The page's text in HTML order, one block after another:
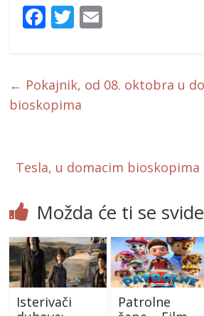
F
ac
b
o
T
w
er l
← Pokajnik, od 08. oktobra u
bioskopima
Tesla, u domacim
Možda će ti se
Isterivači
Patrolne